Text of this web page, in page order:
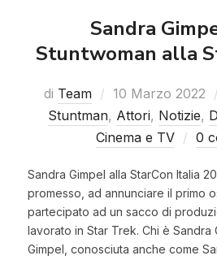
Sandra
Stuntwoman alla
di Team 10 Marzo 2022
Stuntman, Attori, Notizie,
Cinema e TV
0
Sandra Gimpel alla StarCon Italia
promesso, ad annunciare il primo
partecipato ad un sacco di
lavorato in Star Trek. Chi è Sandra
Gimpel, conosciuta anche come